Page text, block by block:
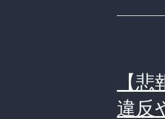
【
違反